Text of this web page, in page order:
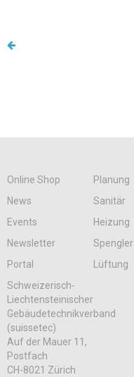
Online Shop
Planung
News
Sanitär
Events
Heizung
Newsletter
Spengler
Portal
Lüftung
Schweizerisch-
Liechtensteinischer
Gebäudetechnikverband
(suissetec)
Auf der Mauer 11,
Postfach
CH-8021 Zürich